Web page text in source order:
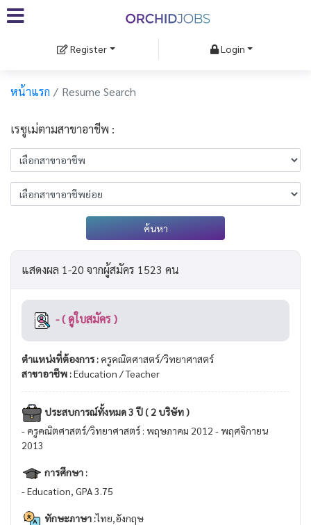
Register Login
หน้าแรก Resume Search
เรซูเม่ตามสาขาอาชีพ :
ค้นหา
แสดงผล 1-20 จากผู้สมัคร 1523 คน
- ( ดูใบสมัคร )
ตำแหน่งที่ต้องการ : ครูคณิตศาสตร์/วิทยาศาสตร์
สาขาอาชีพ :Education / Teacher
ประสบการณ์ทั้งหมด 3 ปี ( 2 บริษัท )
- ครูคณิตศาสตร์/วิทยาศาสตร์ : พฤษภาคม 2012 - พฤศจิกายน
2013
การศึกษา :
- Education, GPA 3.75
ทักษะภาษา :ไทย,อังกฤษ